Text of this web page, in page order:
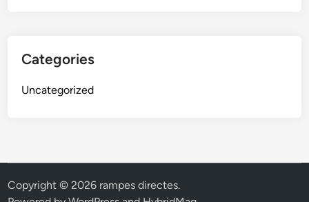
Categories
Uncategorized
Copyright © 2026 rampes directes.